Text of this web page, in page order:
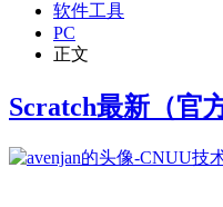
软件工具
PC
正文
Scratch最新（官